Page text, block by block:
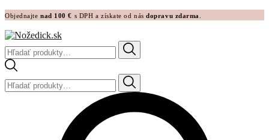
Objednajtenad 100 € s DPH a získate od násdopravu zdarma
Hľadať:
Hľadať: